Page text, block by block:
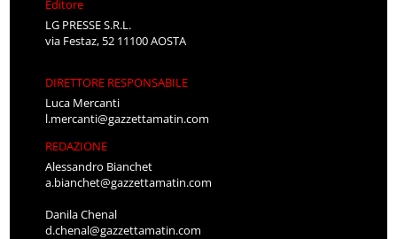
Editore
LG PRESSE S.R.L.
via Festaz, 52 11100 AOSTA
DIRETTORE RESPONSABILE
Luca Mercanti
l.mercanti@gazzettamatin.com
REDAZIONE
Alessandro Bianchet
a.bianchet@gazzettamatin.com
Danila Chenal
d.chenal@gazzettamatin.com